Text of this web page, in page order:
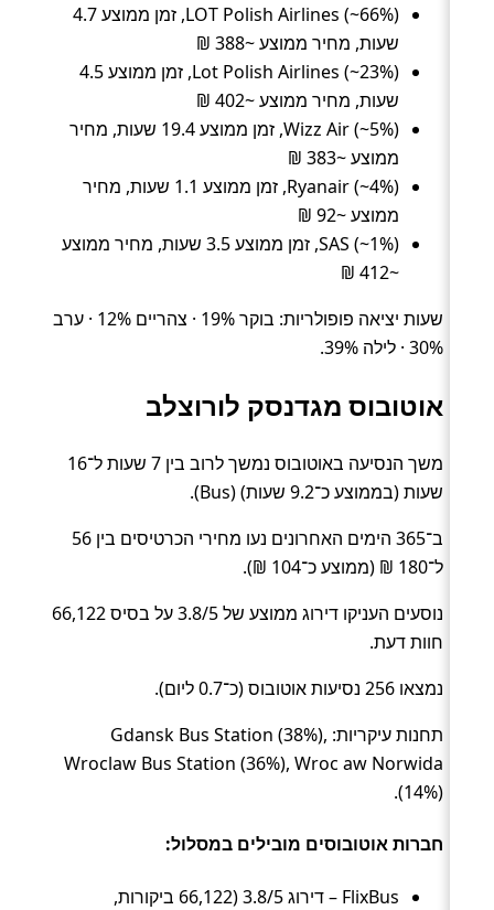
LOT Polish Airlines (~66%), זמן ממוצע 4.7
שעות, מחיר ממוצע ~388 ₪
Lot Polish Airlines (~23%), זמן ממוצע 4.5
שעות, מחיר ממוצע ~402 ₪
Wizz Air (~5%), זמן ממוצע 19.4 שעות, מחיר
ממוצע ~383 ₪
Ryanair (~4%), זמן ממוצע 1.1 שעות, מחיר
ממוצע ~92 ₪
SAS (~1%), זמן ממוצע 3.5 שעות, מחיר ממוצע
~412 ₪
שעות יציאה פופולריות: בוקר 19% · צהריים 12% · ערב
30% · לילה 39%.
אוטובוס מגדנסק לורוצלב
משך הנסיעה באוטובוס נמשך לרוב בין 7 שעות ל־16
שעות (בממוצע כ־9.2 שעות) (Bus).
ב־365 הימים האחרונים נעו מחירי הכרטיסים בין 56
ל־180 ₪ (ממוצע כ־104 ₪).
נוסעים העניקו דירוג ממוצע של 3.8/5 על בסיס 66,122
חוות דעת.
נמצאו 256 נסיעות אוטובוס (כ־0.7 ליום).
תחנות עיקריות: Gdansk Bus Station (38%),
Wroclaw Bus Station (36%), Wroc aw Norwida
(14%).
חברות אוטובוסים מובילים במסלול:
FlixBus – דירוג 3.8/5 (66,122 ביקורות,